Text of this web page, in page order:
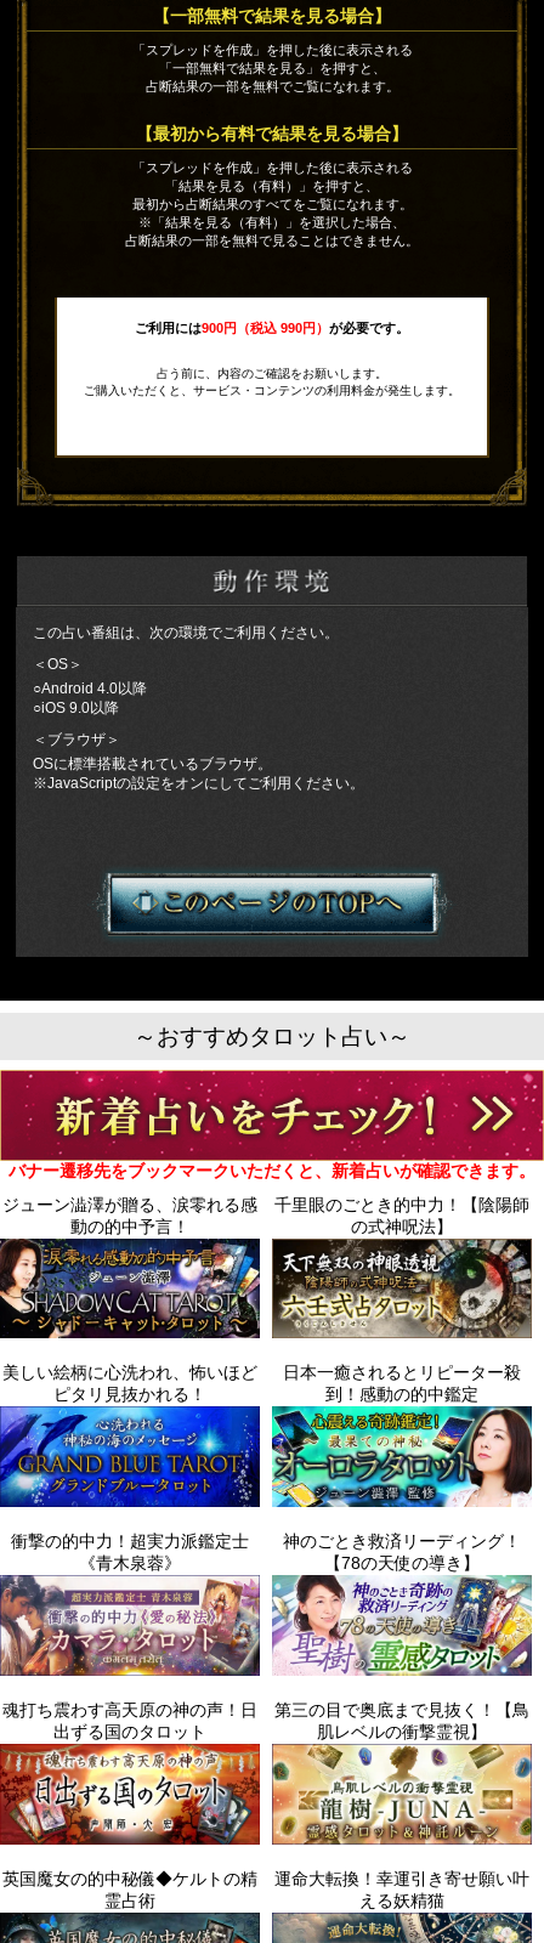
【一部無料で結果を見る場合】
「スプレッドを作成」を押した後に表示される
「一部無料で結果を見る」を押すと、
占断結果の一部を無料でご覧になれます。
【最初から有料で結果を見る場合】
「スプレッドを作成」を押した後に表示される
「結果を見る（有料）」を押すと、
最初から占断結果のすべてをご覧になれます。
※「結果を見る（有料）」を選択した場合、
占断結果の一部を無料で見ることはできません。
ご利用には900円（税込 990円） が必要です。
占う前に、内容のご確認をお願いします。
ご購入いただくと、サービス・コンテンツの利用料金が発生します。
この占い番組は、次の環境でご利用ください。
＜OS＞
○Android 4.0以降
○iOS 9.0以降
＜ブラウザ＞
OSに標準搭載されているブラウザ。
※JavaScriptの設定をオンにしてご利用ください。